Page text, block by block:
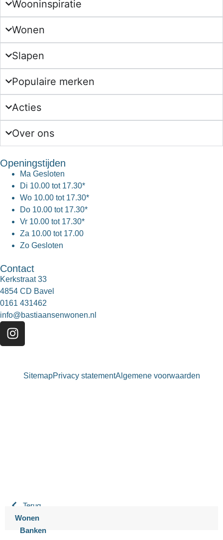
Wooninspiratie
Wonen
Slapen
Populaire merken
Acties
Over ons
Openingstijden
Ma Gesloten
Di 10.00 tot 17.30*
Wo 10.00 tot 17.30*
Do 10.00 tot 17.30*
Vr 10.00 tot 17.30*
Za 10.00 tot 17.00
Zo Gesloten
Contact
Kerkstraat 33
4854 CD Bavel
0161 431462
info@bastiaansenwonen.nl
SitemapPrivacy statementAlgemene voorwaarden
Terug
Wonen
Banken